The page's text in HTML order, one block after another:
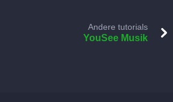
Andere tutorials
YouSee Musik